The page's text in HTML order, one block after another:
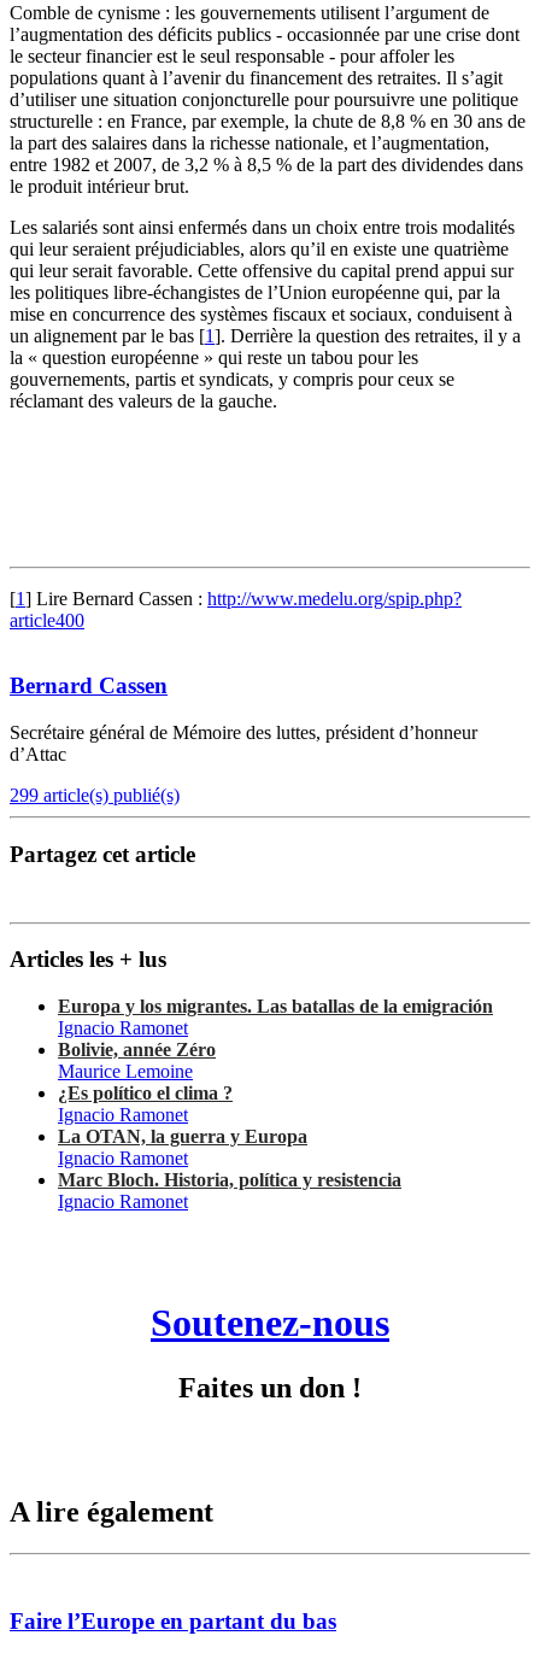
Comble de cynisme : les gouvernements utilisent l’argument de
l’augmentation des déficits publics - occasionnée par une crise dont
le secteur financier est le seul responsable - pour affoler les
populations quant à l’avenir du financement des retraites. Il s’agit
d’utiliser une situation conjoncturelle pour poursuivre une politique
structurelle : en France, par exemple, la chute de 8,8 % en 30 ans de
la part des salaires dans la richesse nationale, et l’augmentation,
entre 1982 et 2007, de 3,2 % à 8,5 % de la part des dividendes dans
le produit intérieur brut.
Les salariés sont ainsi enfermés dans un choix entre trois modalités
qui leur seraient préjudiciables, alors qu’il en existe une quatrième
qui leur serait favorable. Cette offensive du capital prend appui sur
les politiques libre-échangistes de l’Union européenne qui, par la
mise en concurrence des systèmes fiscaux et sociaux, conduisent à
un alignement par le bas [1]. Derrière la question des retraites, il y a
la « question européenne » qui reste un tabou pour les
gouvernements, partis et syndicats, y compris pour ceux se
réclamant des valeurs de la gauche.
[1] Lire Bernard Cassen : http://www.medelu.org/spip.php?
article400
Bernard Cassen
Secrétaire général de Mémoire des luttes, président d’honneur
d’Attac
299 article(s) publié(s)
Partagez cet article
Articles les + lus
Europa y los migrantes. Las batallas de la emigración
Ignacio Ramonet
Bolivie, année Zéro
Maurice Lemoine
¿Es político el clima ?
Ignacio Ramonet
La OTAN, la guerra y Europa
Ignacio Ramonet
Marc Bloch. Historia, política y resistencia
Ignacio Ramonet
Soutenez-nous
Faites un don !
A lire également
Faire l’Europe en partant du bas